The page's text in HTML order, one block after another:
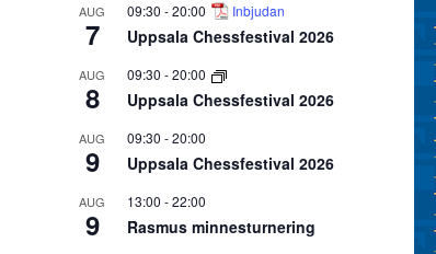
AUG
7
09:30 -20:00 Inbjudan
Uppsala Chessfestival 2026
AUG
8
09:30 -20:00
Uppsala Chessfestival 2026
AUG
9
09:30 -20:00
Uppsala Chessfestival 2026
AUG
9
13:00 -22:00
Rasmus minnesturnering